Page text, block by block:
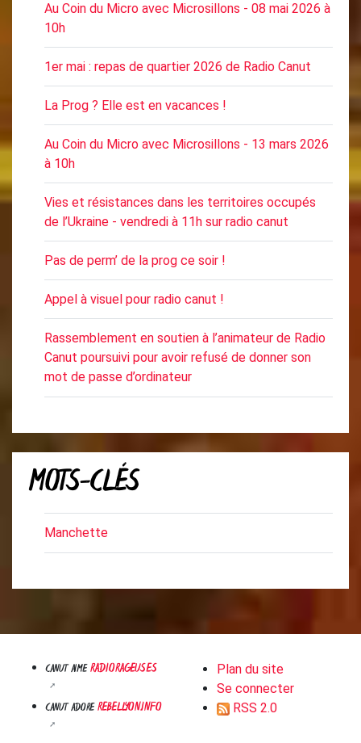
Au Coin du Micro avec Microsillons - 08 mai 2026 à
10h
1er mai : repas de quartier 2026 de Radio Canut
La Prog ? Elle est en vacances !
Au Coin du Micro avec Microsillons - 13 mars 2026
à 10h
Vies et résistances dans les territoires occupés
de l’Ukraine - vendredi à 11h sur radio canut
Pas de perm’ de la prog ce soir !
Appel à visuel pour radio canut !
Rassemblement en soutien à l’animateur de Radio
Canut poursuivi pour avoir refusé de donner son
mot de passe d’ordinateur
MOTS-CLÉS
Manchette
CANUT AIMERADIORAGEUSES
CANUT ADOREREBELLYON.INFO
Plan du site
Se connecter
RSS 2.0